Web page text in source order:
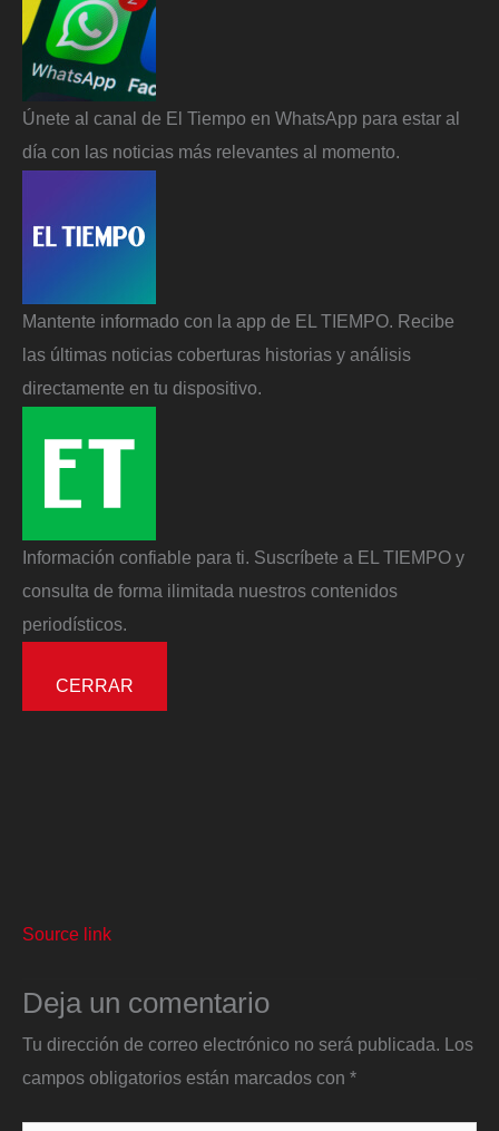
Únete al canal de El Tiempo en WhatsApp para estar al
día con las noticias más relevantes al momento.
Mantente informado con la app de EL TIEMPO. Recibe
las últimas noticias coberturas historias y análisis
directamente en tu dispositivo.
Información confiable para ti. Suscríbete a EL TIEMPO y
consulta de forma ilimitada nuestros contenidos
periodísticos.
CERRAR
Source link
Deja un comentario
Tu dirección de correo electrónico no será publicada. Los
campos obligatorios están marcados con *